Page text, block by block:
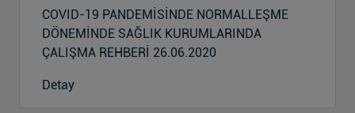
COVID-19 PANDEMİSİNDE NORMALLEŞME
DÖNEMİNDE SAĞLIK KURUMLARINDA
ÇALIŞMA REHBERİ 26.06.2020
Detay